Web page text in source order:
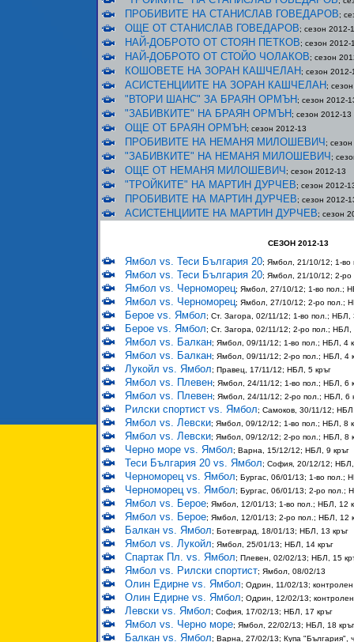
ПРОБИВИТЕ НА СТАНИСЛАВ ГОВЕДАРОВ;
ОЩЕ ОТ СТАНИСЛАВ ГОВЕДАРОВ; сезон 2012-
НАЙ-ДОБРОТО ОТ СТОЯН ПЕТКОВ; сезон 2012-
НАЙ-ДОБРОТО ОТ СТОЙО ЧОЛАКОВ; сезон
КОШОВЕТЕ НА ЗОРАН КАШЧЕЛАН ; сезон 2012-
АСИСТЕНЦИИТЕ НА ЗОРАН КАШЧЕЛАН ;
"ВТОРИ ШАНС" ЗА БРАЯН ОРМЪН ; сезон 2012-
"ЗАБИВКИТЕ" НА БРАЯН ОРМЪН ; сезон 2012-13
ОЩЕ ОТ БРАЯН ОРМЪН ; сезон 2012-13
ПРОБИВИТЕ НА НЕМАНЯ МИЛОШЕВИЧ ;
"ЗАБИВКИТЕ" НА НЕМАНЯ МИЛОШЕВИЧ ;
ОЩЕ ОТ НЕМАНЯ МИЛОШЕВИЧ ; сезон 2012-13
"ТРОЙКИТЕ" НА МАРТИН ДУРЧЕВ; сезон 2012-
ПРОБИВИТЕ НА МАРТИН ДУРЧЕВ; сезон 2012-
АСИСТЕНЦИИТЕ НА МАРТИН ДУРЧЕВ; сезон
СЕЗОН 2012-13
Ямбол vs. Теси България 20; Ямбол, 21/10/12; 1-во
Ямбол vs. Теси България 20; Ямбол, 21/10/12; 2-ро
Ямбол vs. Черноморец; Ямбол, 27/10/12; 1-во пол.;
Ямбол vs. Черноморец; Ямбол, 27/10/12; 2-ро пол.;
Берое vs. Ямбол; Ст. Загора, 02/11/12; 1-во пол.; НБЛ,
Берое vs. Ямбол; Ст. Загора, 02/11/12; 2-ро пол.; НБЛ,
Ямбол vs. Балкан; Ямбол, 09/11/12; 1-во пол.; НБЛ, 4
Ямбол vs. Балкан; Ямбол, 09/11/12; 2-ро пол.; НБЛ, 4
Лукойл vs. Ямбол; Правец, 17/11/12; НБЛ, 5 кръг
Ямбол vs. Плевен; Ямбол, 24/11/12; 1-во пол.; НБЛ, 6
Ямбол vs. Плевен; Ямбол, 24/11/12; 2-ро пол.; НБЛ, 6
Рилски спортист vs. Ямбол; Самоков, 30/11/12;
Ямбол vs. Левски; Ямбол, 09/12/12; 1-во пол.; НБЛ, 8
Ямбол vs. Левски; Ямбол, 09/12/12; 2-ро пол.; НБЛ, 8
Черно море vs. Ямбол; Варна, 15/12/12; НБЛ, 9 кръг
Теси България 20 vs. Ямбол; София, 20/12/12; НБЛ,
Черноморец vs. Ямбол; Бургас, 06/01/13; 1-во пол.;
Черноморец vs. Ямбол; Бургас, 06/01/13; 2-ро пол.;
Ямбол vs. Берое; Ямбол, 12/01/13; 1-во пол.; НБЛ, 12
Ямбол vs. Берое; Ямбол, 12/01/13; 2-ро пол.; НБЛ, 12
Балкан vs. Ямбол; Ботевград, 18/01/13; НБЛ, 13 кръг
Ямбол vs. Лукойл; Ямбол, 25/01/13; НБЛ, 14 кръг
Спартак Пл. vs. Ямбол; Плевен, 02/02/13; НБЛ, 15
Ямбол vs. Рилски спортист; Ямбол, 08/02/13
Олин Едирне vs. Ямбол; Одрин, 11/02/13;
Олин Едирне vs. Ямбол; Одрин, 12/02/13;
Левски vs. Ямбол; София, 17/02/13; НБЛ, 17 кръг
Ямбол vs. Черно море; Ямбол, 22/02/13; НБЛ, 18 кръг
Балкан vs. Ямбол; Варна, 27/02/13; Купа "България",